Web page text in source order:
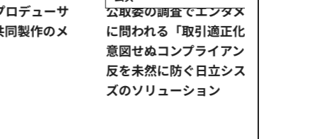
サ
メ
公​​取委の調査でエンタメ業界
に問われる「取引適正化」。
意図せぬコンプライアンス違
反を未然に防ぐ日立システム
ズのソリューション​